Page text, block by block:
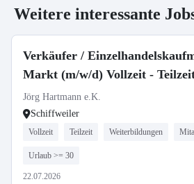
Weitere interessante
Verkäufer /
Markt (m/w/d) Vollzeit -
Jörg Hartmann e.K.
Schiffweiler
Vollzeit Teilzeit Weiterbildungen
Urlaub >= 30
22.07.2026